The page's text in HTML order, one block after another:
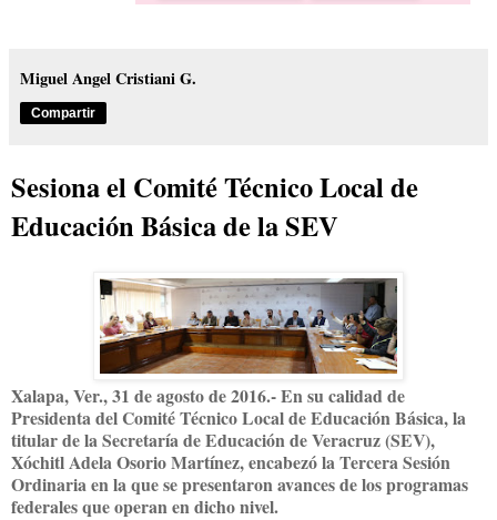
Miguel Angel Cristiani G.
Compartir
Sesiona el Comité Técnico Local de
Educación Básica de la SEV
Xalapa, Ver., 31 de agosto de 2016.- En su calidad de
Presidenta del Comité Técnico Local de Educación Básica, la
titular de la Secretaría de Educación de Veracruz (SEV),
Xóchitl Adela Osorio Martínez, encabezó la Tercera Sesión
Ordinaria en la que se presentaron avances de los programas
federales que operan en dicho nivel.